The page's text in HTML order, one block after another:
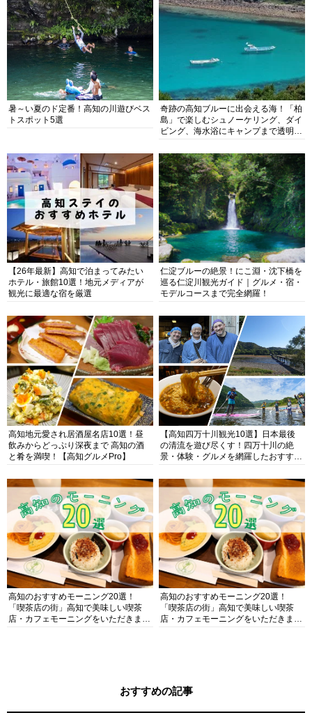
暑～い夏のド定番！高知の川遊びベス
トスポット5選
奇跡の高知ブルーに出会える海！「柏
島」で楽しむシュノーケリング、ダイ
ビング、海水浴にキャンプまで透明度
【26年最新】高知で泊まってみたい
ホテル・旅館10選！地元メディアが
観光に最適な宿を厳選
仁淀ブルーの絶景！にこ淵・沈下橋を
巡る仁淀川観光ガイド｜グルメ・宿・
モデルコースまで完全網羅！
高知地元愛され居酒屋名店10選！昼
飲みからどっぷり深夜まで 高知の酒
と肴を満喫！【高知グルメPro】
【高知四万十川観光10選】日本最後
の清流を遊び尽くす！四万十川の絶
景・体験・グルメを網羅したおすすめ
高知のおすすめモーニング20選！
「喫茶店の街」高知で美味しい喫茶
店・カフェモーニングをいただきま
高知のおすすめモーニング20選！
「喫茶店の街」高知で美味しい喫茶
店・カフェモーニングをいただきま
おすすめの記事